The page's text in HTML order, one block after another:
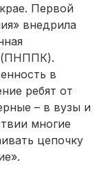
Первой
внедрила
(ПНППК).
в
ребят от
– в вузы и
многие
цепочку